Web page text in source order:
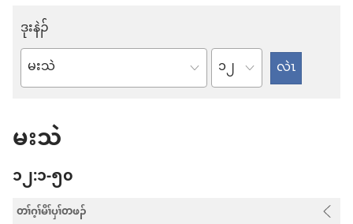
န
အဲၣ်
တ
ဘ့ၣ်
ဒုး​နဲၣ်
လံာ်
ဆှံ
က
တြူၢ်
အ
ဆၢ
မးသဲ
၁၂:၁-၅၀
တၢ်ဂ့ၢ်မိၢ်ပှၢ်တဖၣ်